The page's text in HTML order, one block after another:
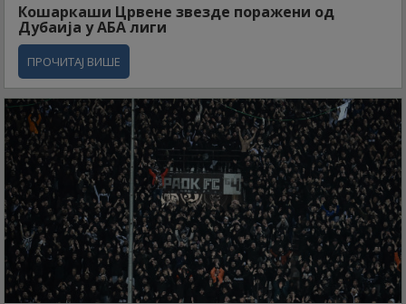
Кошаркаши Црвене звезде поражени од
Дубаија у АБА лиги
ПРОЧИТАЈ ВИШЕ